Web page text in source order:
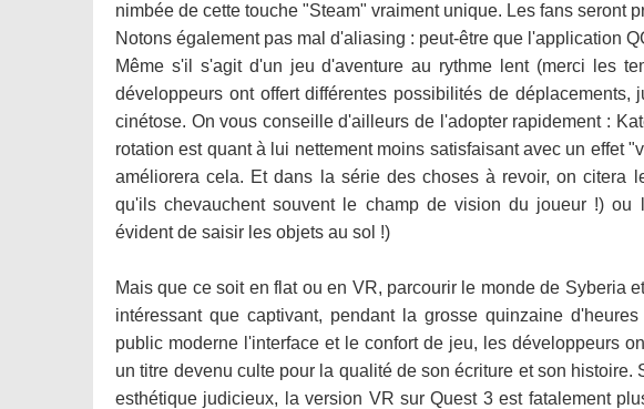
nimbée de cette touche "Steam" vraiment unique. Les fans seront
Notons également pas mal d'aliasing : peut-être que l'application
Même s'il s'agit d'un jeu d'aventure au rythme lent (merci les
développeurs ont offert différentes possibilités de
cinétose. On vous conseille d'ailleurs de l'adopter rapidement :
rotation est quant à lui nettement moins satisfaisant avec un effet
améliorera cela. Et dans la série des choses à revoir, on citera
qu'ils chevauchent souvent le champ de vision du joueur !) ou
évident de saisir les objets au sol !)
Mais que ce soit en flat ou en VR, parcourir le monde de Syberia
intéressant que captivant, pendant la grosse quinzaine
public moderne l'interface et le confort de jeu, les développeurs
un titre devenu culte pour la qualité de son écriture et son
esthétique judicieux, la version VR sur Quest 3 est fatalement